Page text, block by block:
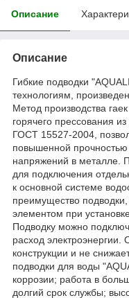
Описание
Описание
Гибкие подводки
технологиям,
Метод производства
горячего прессования
ГОСТ 15527-2004,
повышенной прочностью
напряжений в металле.
для подключения
к основной системе
преимущество
элементом при
Подводку можно
расход электроэнергии.
конструкции и не
подводки для воды
коррозии; работа в
долгий срок службы;